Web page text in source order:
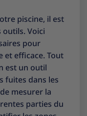
piscine, il est
outils. Voici
pour
et efficace. Tout
est un outil
fuites dans les
mesurer la
parties du